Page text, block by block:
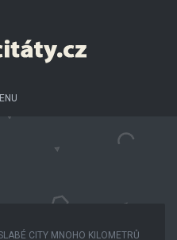
CITY MNOHO KILOMETRŮ